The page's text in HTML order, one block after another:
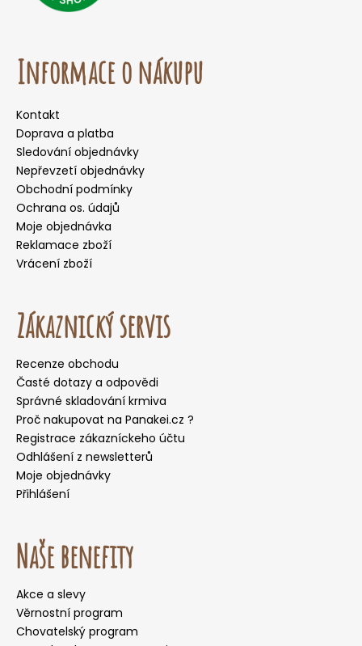
Informace o nákupu
Kontakt
Doprava a platba
Sledování objednávky
Nepřevzetí objednávky
Obchodní podmínky
Ochrana os. údajů
Moje objednávka
Reklamace zboží
Vrácení zboží
Zákaznický servis
Recenze obchodu
Časté dotazy a odpovědi
Správné skladování krmiva
Proč nakupovat na Panakei.cz ?
Registrace zákazníckeho účtu
Odhlášení z newsletterů
Moje objednávky
Přihlášení
Naše benefity
Akce a slevy
Věrnostní program
Chovatelský program